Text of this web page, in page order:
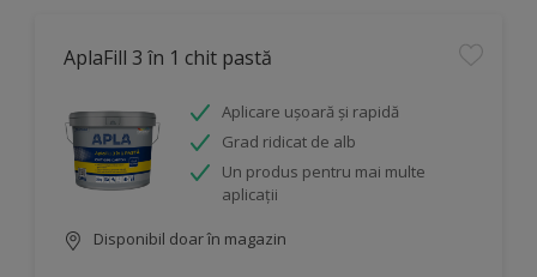
AplaFill 3 în 1 chit pastă
Aplicare ușoară și rapidă
Grad ridicat de alb
Un produs pentru mai multe
aplicații
Disponibil doar în magazin